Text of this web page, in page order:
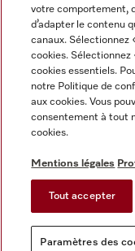
Mentions légales
CGV
Protection des données
Conditions d'utilisation
Reglement sur les
Paramètres des cookies
votre comportement,
d’adapter le contenu
canaux. Sélectionnez
cookies. Sélectionnez
cookies essentiels.
notre Politique de
aux cookies. Vous
consentement à tout
cookies.
Mentions légales
Tout accepter
Paramètres des